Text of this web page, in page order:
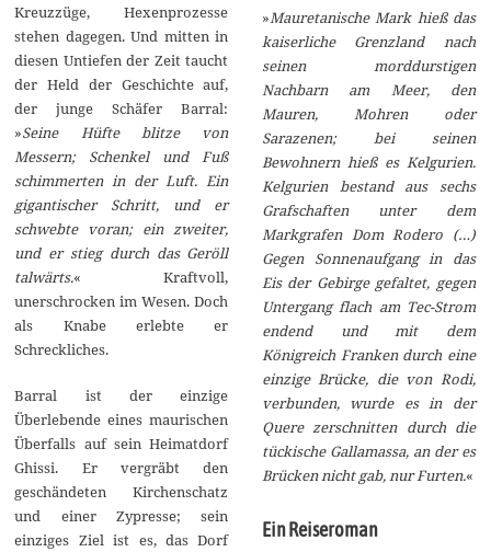
Kreuzzüge, Hexenprozesse
stehen dagegen. Und mitten in
diesen Untiefen der Zeit taucht
der Held der Geschichte auf,
der junge Schäfer Barral:
»Seine Hüfte blitze von
Messern; Schenkel und Fuß
schimmerten in der Luft. Ein
gigantischer Schritt, und er
schwebte voran; ein zweiter,
und er stieg durch das Geröll
talwärts.« Kraftvoll,
unerschrocken im Wesen. Doch
als Knabe erlebte er
Schreckliches.
Barral ist der einzige
Überlebende eines maurischen
Überfalls auf sein Heimatdorf
Ghissi. Er vergräbt den
geschändeten Kirchenschatz
und einer Zypresse; sein
einziges Ziel ist es, das Dorf
»Mauretanische Mark hieß das
kaiserliche Grenzland nach
seinen morddurstigen
Nachbarn am Meer, den
Mauren, Mohren oder
Sarazenen; bei seinen
Bewohnern hieß es Kelgurien.
Kelgurien bestand aus sechs
Grafschaften unter dem
Markgrafen Dom Rodero (…)
Gegen Sonnenaufgang in das
Eis der Gebirge gefaltet, gegen
Untergang flach am Tec-Strom
endend und mit dem
Königreich Franken durch eine
einzige Brücke, die von Rodi,
verbunden, wurde es in der
Quere zerschnitten durch die
tückische Gallamassa, an der es
Brücken nicht gab, nur Furten.«
Ein Reiseroman